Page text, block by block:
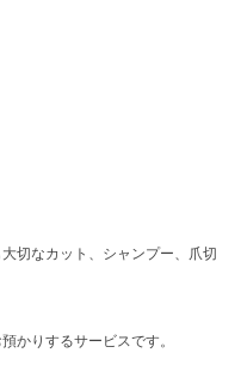
切なカット、シャンプー、爪切
かりするサービスです。